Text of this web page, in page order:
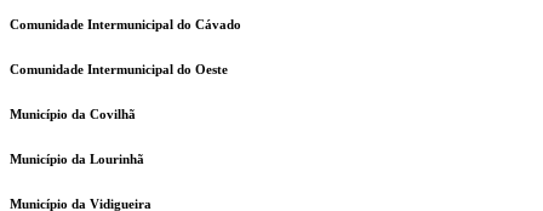
Comunidade Intermunicipal do Cávado
Comunidade Intermunicipal do Oeste
Município da Covilhã
Município da Lourinhã
Município da Vidigueira